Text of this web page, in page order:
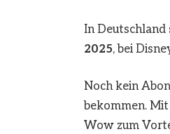
In
2025, bei
Noch kein
bekommen.
Wow zum